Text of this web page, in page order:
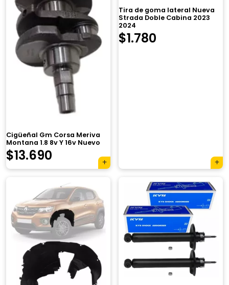
Cigüeñal Gm Corsa Meriva
Montana 1.8 8v Y 16v Nuevo
El
precio
original
era:
$17.950.
$13.690
precio
actual
es:
$13.690.
Tira de goma lateral Nueva
Strada Doble Cabina 2023
2024
$1.780